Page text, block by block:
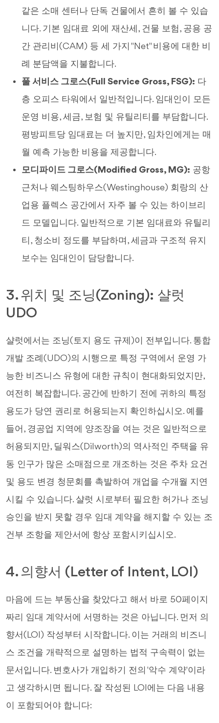
같은 소매 센터나 단독 건물에서 흔히 볼 수 있습
니다. 기본 임대료 외에 재산세, 건물 보험, 공용 공
간 관리비(CAM) 등 세 가지 "Net" 비용에 대한 비
례 분담액을 지불합니다.
풀 서비스 그로스(Full Service Gross, FSG): 다
층 오피스 타워에서 일반적입니다. 임대인이 모든
운영 비용, 세금, 보험 및 유틸리티를 부담합니다.
평방피트당 임대료는 더 높지만, 임차인에게는 매
월 예측 가능한 비용을 제공합니다.
모디파이드 그로스(Modified Gross, MG): 공항
근처나 웨스팅하우스(Westinghouse) 회랑의 산
업용 플렉스 공간에서 자주 볼 수 있는 하이브리
드 모델입니다. 일반적으로 기본 임대료와 유틸리
티, 청소비 정도를 부담하며, 세금과 구조적 유지
보수는 임대인이 담당합니다.
3. 위치 및 조닝(Zoning): 샬럿
UDO
샬럿에서는 조닝(토지 용도 규제)이 전부입니다. 통합
개발 조례(UDO)의 시행으로 특정 구역에서 운영 가
능한 비즈니스 유형에 대한 규칙이 현대화되었지만,
여전히 복잡합니다. 공간에 반하기 전에 귀하의 특정
용도가 당연 권리로 허용되는지 확인하십시오. 예를
들어, 경공업 지역에 양조장을 여는 것은 일반적으로
허용되지만, 딜워스(Dilworth)의 역사적인 주택을 유
동 인구가 많은 소매점으로 개조하는 것은 주차 요건
및 용도 변경 청문회를 촉발하여 개업을 수개월 지연
시킬 수 있습니다. 샬럿 시로부터 필요한 허가나 조닝
승인을 받지 못할 경우 임대 계약을 해지할 수 있는 조
건부 조항을 제안서에 항상 포함시키십시오.
4. 의향서 (Letter of Intent, LOI)
마음에 드는 부동산을 찾았다고 해서 바로 50페이지
짜리 임대 계약서에 서명하는 것은 아닙니다. 먼저 의
향서(LOI) 작성부터 시작합니다. 이는 거래의 비즈니
스 조건을 개략적으로 설명하는 법적 구속력이 없는
문서입니다. 변호사가 개입하기 전의 '악수 계약'이라
고 생각하시면 됩니다. 잘 작성된 LOI에는 다음 내용
이 포함되어야 합니다: